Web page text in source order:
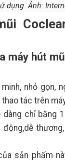
dụng. Ảnh:
máy hút
nhỏ gọn,
tác trên
chỉ bằng
động,dễ
sản phẩm